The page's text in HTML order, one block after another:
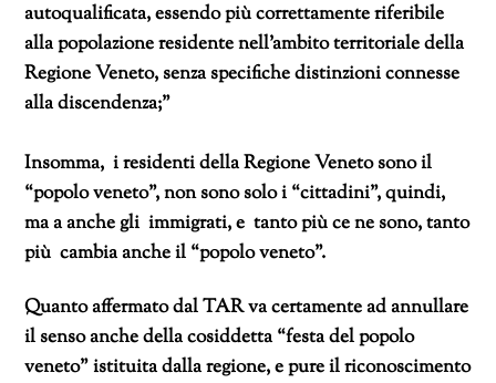
autoqualificata, essendo più correttamente riferibile
alla popolazione residente nell’ambito territoriale della
Regione Veneto, senza specifiche distinzioni connesse
alla discendenza;”
Insomma, i residenti della Regione Veneto sono il
“popolo veneto”, non sono solo i “cittadini”, quindi,
ma a anche gli immigrati, e tanto più ce ne sono, tanto
più cambia anche il “popolo veneto”.
Quanto affermato dal TAR va certamente ad annullare
il senso anche della cosiddetta “festa del popolo
veneto” istituita dalla regione, e pure il riconoscimento